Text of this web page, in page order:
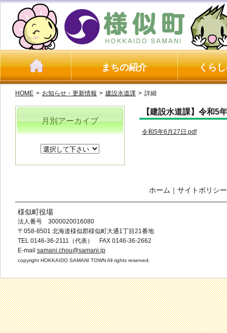
まちの紹介 くら
HOME > お知らせ・更新情報 > 建設水道課 > 詳細
【建設水道課】令和5
令和5年6月27日.pdf
月別アーカイブ
ホーム ｜ サイトポリシー
様似町役場
法人番号 3000020016080
〒058-8501 北海道様似郡様似町大通1丁目21番地
TEL 0146-36-2111（代表） FAX 0146-36-2662
E-mail samani.chou@samani.jp
copyright HOKKAIDO SAMANI TOWN All rights reserved.